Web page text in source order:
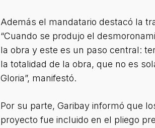
Además el mandatario destacó la
“Cuando se produjo el
la obra y este es un paso central:
la totalidad de la obra, que no es
Gloria”, manifestó.
Por su parte, Garibay informó que
proyecto fue incluido en el pliego